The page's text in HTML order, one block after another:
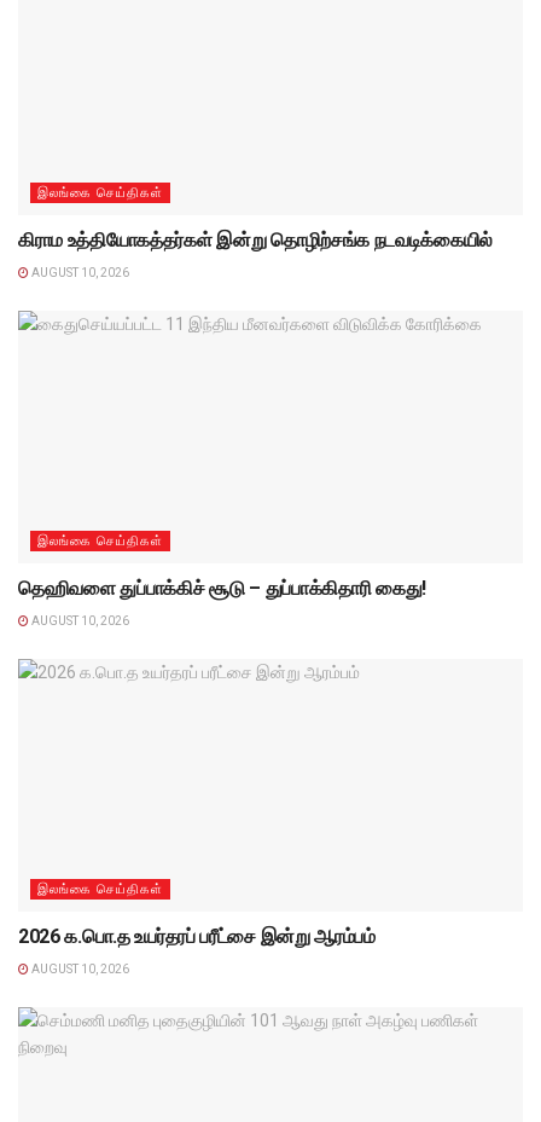
இலங்கை செய்திகள்
கிராம உத்தியோகத்தர்கள் இன்று தொழிற்சங்க நடவடிக்கையில்
AUGUST 10, 2026
இலங்கை செய்திகள்
தெஹிவளை துப்பாக்கிச் சூடு – துப்பாக்கிதாரி கைது!
AUGUST 10, 2026
இலங்கை செய்திகள்
2026 க.பொ.த உயர்தரப் பரீட்சை இன்று ஆரம்பம்
AUGUST 10, 2026